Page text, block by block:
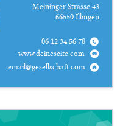
06 12 34 56 78
www.deineseite.com
email@gesellschaft.com
Meininger Strasse 43
66550 Illingen